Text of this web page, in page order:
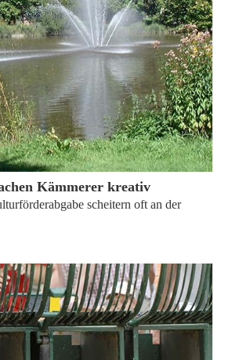
Albrecht und Brigitte Mößner
Kämmerer kreativ
scheitern oft an der